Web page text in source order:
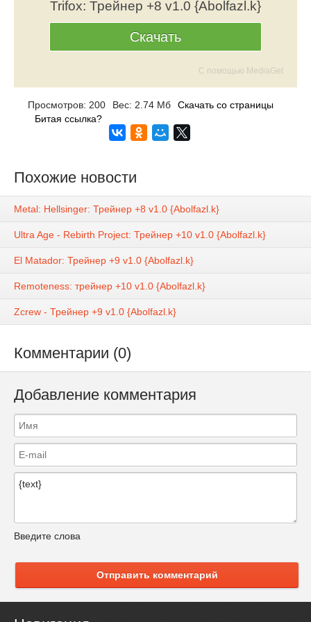
Trifox: Трейнер +8 v1.0 {Abolfazl.k}
Скачать
С помощью MediaGet
Просмотров: 200 Вес: 2.74 Мб
Скачать со страницы
Битая ссылка?
Похожие новости
Metal: Hellsinger: Трейнер +8 v1.0 {Abolfazl.k}
Ultra Age - Rebirth Project: Трейнер +10 v1.0 {Abolfazl.k}
El Matador: Трейнер +9 v1.0 {Abolfazl.k}
Remoteness: трейнер +10 v1.0 {Abolfazl.k}
Zcrew - Трейнер +9 v1.0 {Abolfazl.k}
Комментарии (0)
Добавление комментария
Введите слова
Отправить комментарий